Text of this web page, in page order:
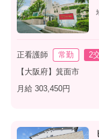
正看護師 常勤 2
【大阪府】箕面市
月給 303,450円